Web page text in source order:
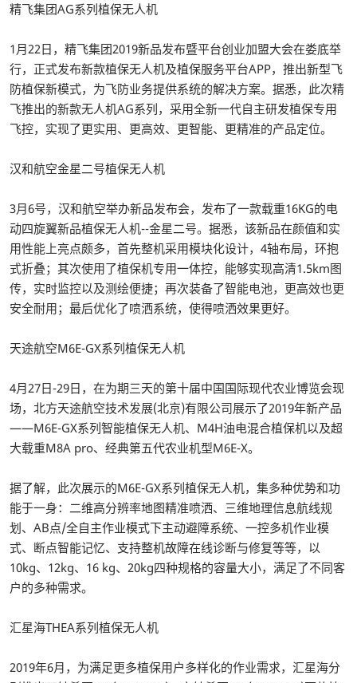
精飞集团AG系列植保无人机
1月22日，精飞集团2019新品发布暨平台创业加盟大会在娄底举
行，正式发布新款植保无人机及植保服务平台APP，推出新型飞
防植保新模式，为飞防业务提供系统的解决方案。据悉，此次精
飞推出的新款无人机AG系列，采用全新一代自主研发植保专用
飞控，实现了更实用、更高效、更智能、更精准的产品定位。
汉和航空金星二号植保无人机
3月6号，汉和航空举办新品发布会，发布了一款载重16KG的电
动四旋翼新品植保无人机--金星二号。据悉，该新品在颜值和实
用性能上亮点颇多，首先整机采用模块化设计，4轴布局，环抱
式折叠；其次使用了植保机专用一体控，能够实现高清1.5km图
传，实时监控以及测绘便捷；再次装备了智能电池，更高效也更
安全耐用；最后优化了喷洒系统，使得喷洒效果更好。
天途航空M6E-GX系列植保无人机
4月27日-29日，在为期三天的第十届中国国际现代农业博览会现
场，北方天途航空技术发展(北京)有限公司展示了2019年新产品
——M6E-GX系列智能植保无人机、M4H油电混合植保机以及超
大载重M8A pro、经典第五代农业机型M6E-X。
据了解，此次展示的M6E-GX系列植保无人机，集多种优势和功
能于一身：二维高分辨率地图精准喷洒、三维地理信息航线规
划、AB点/全自主作业模式下主动避障系统、一控多机作业模
式、断点智能记忆、支持整机故障在线诊断与修复等等，以
10kg、12kg、16 kg、20kg四种规格的容量大小，满足了不同客
户的多种需求。
汇星海THEA系列植保无人机
2019年6月，为满足更多植保用户多样化的作业需求，汇星海分